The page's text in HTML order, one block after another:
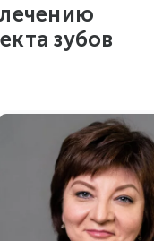
зубов